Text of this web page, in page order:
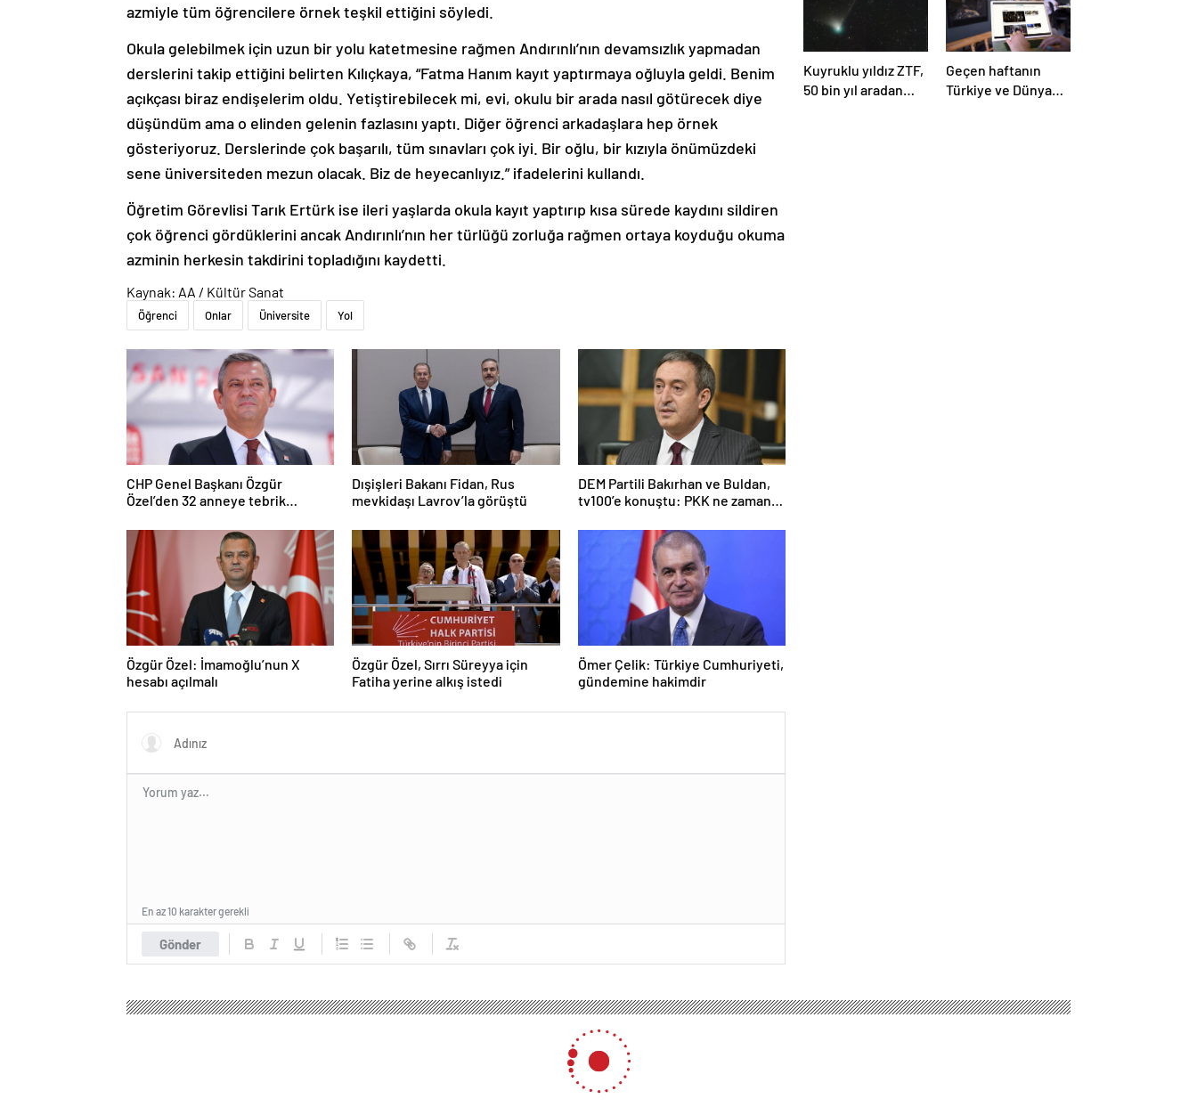
azmiyle tüm öğrencilere örnek teşkil ettiğini söyledi.
Okula gelebilmek için uzun bir yolu katetmesine rağmen Andırınlı’nın devamsızlık yapmadan
derslerini takip ettiğini belirten Kılıçkaya, “Fatma Hanım kayıt yaptırmaya oğluyla geldi. Benim
açıkçası biraz endişelerim oldu. Yetiştirebilecek mi, evi, okulu bir arada nasıl götürecek diye
düşündüm ama o elinden gelenin fazlasını yaptı. Diğer öğrenci arkadaşlara hep örnek
gösteriyoruz. Derslerinde çok başarılı, tüm sınavları çok iyi. Bir oğlu, bir kızıyla önümüzdeki
sene üniversiteden mezun olacak. Biz de heyecanlıyız.” ifadelerini kullandı.
Öğretim Görevlisi Tarık Ertürk ise ileri yaşlarda okula kayıt yaptırıp kısa sürede kaydını sildiren
çok öğrenci gördüklerini ancak Andırınlı’nın her türlüğü zorluğa rağmen ortaya koyduğu okuma
azminin herkesin takdirini topladığını kaydetti.
Kaynak: AA / Kültür Sanat
Öğrenci Onlar Üniversite Yol
CHP Genel Başkanı Özgür
Özel’den 32 anneye tebrik
Dışişleri Bakanı Fidan, Rus
mevkidaşı Lavrov’la görüştü
DEM Partili Bakırhan ve Buldan,
tv100’e konuştu: PKK ne zaman
Özgür Özel: İmamoğlu’nun X
hesabı açılmalı
Özgür Özel, Sırrı Süreyya için
Fatiha yerine alkış istedi
Ömer Çelik: Türkiye Cumhuriyeti,
gündemine hakimdir
Gönder
En az 10 karakter gerekli
Kuyruklu yıldız ZTF,
50 bin yıl aradan
Geçen haftanın
Türkiye ve Dünya
Resmi Gazete bugün (11 Mayıs) kararları neler? Resmi Gazete atama kararları 2024!
Resmi Gazete bugün (11 Mayıs) kararları neler? Resmi Gazete